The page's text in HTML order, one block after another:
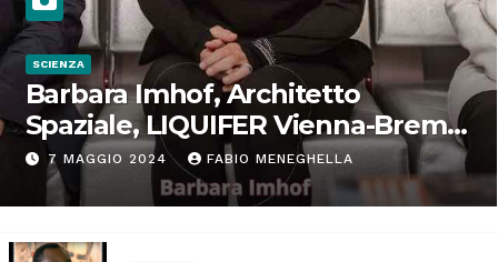
SCIENZA
Barbara Imhof, Architetto
Spaziale, LIQUIFER Vienna-Brema:
“Progettiamo habitat per lo
Spazio”
7 MAGGIO 2024 FABIO MENEGHELLA